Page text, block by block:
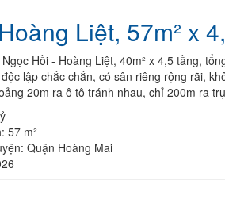
Liệt, 57m² x
Hồi - Hoàng Liệt, 40m² x 4,5 tầng,
lập chắc chắn, có sân riêng rộng rãi,
20m ra ô tô tránh nhau, chỉ 200m ra
57 m²
Quận Hoàng Mai